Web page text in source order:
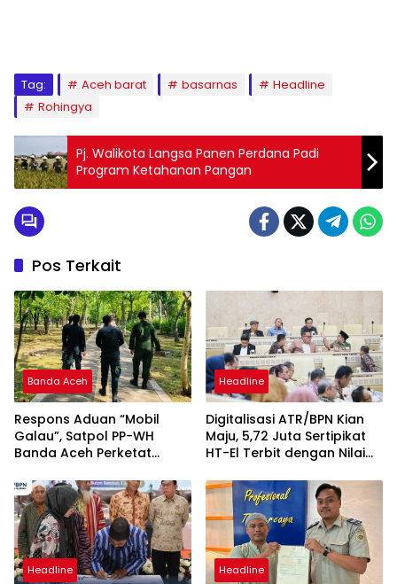
Tag: Aceh barat basarnas
Headline
Rohingya
Pj. Walikota Langsa Panen Perdana Padi
Program Ketahanan Pangan
Pos Terkait
Banda Aceh
Respons Aduan “Mobil
Galau”, Satpol PP-WH
Banda Aceh Perketat
Tibang
Headline
Digitalisasi ATR/BPN Kian
Maju, 5,72 Juta Sertipikat
HT-El Terbit dengan Nilai
Headline Headline